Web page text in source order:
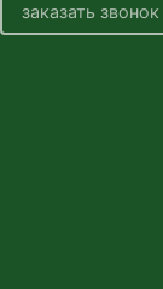
заказать звонок